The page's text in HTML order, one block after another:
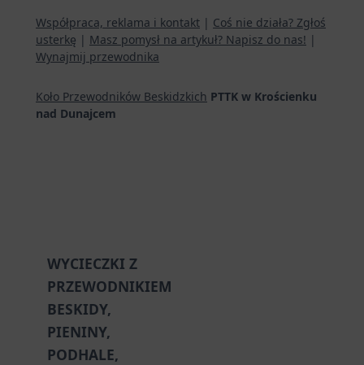
Współpraca, reklama i kontakt | Coś nie działa? Zgłoś
usterkę | Masz pomysł na artykuł? Napisz do nas! |
Wynajmij przewodnika
Koło Przewodników Beskidzkich PTTK w Krościenku
nad Dunajcem
WYCIECZKI Z
PRZEWODNIKIEM
BESKIDY,
PIENINY,
PODHALE,